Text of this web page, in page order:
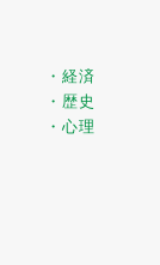
・経済
・歴史
・心理